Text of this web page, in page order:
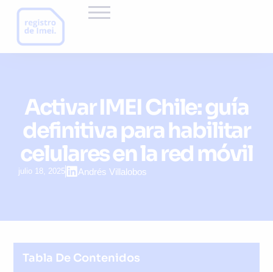
Activar IMEI Chile: guía
definitiva para habilitar
celulares en la red móvil
julio 18, 2025 Andrés Villalobos
Tabla De Contenidos